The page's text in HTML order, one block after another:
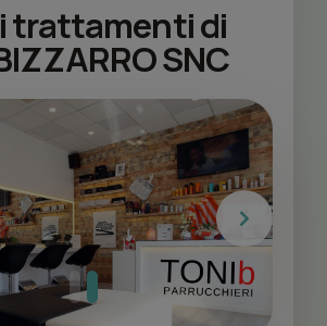
trattamenti di
SNC
Next